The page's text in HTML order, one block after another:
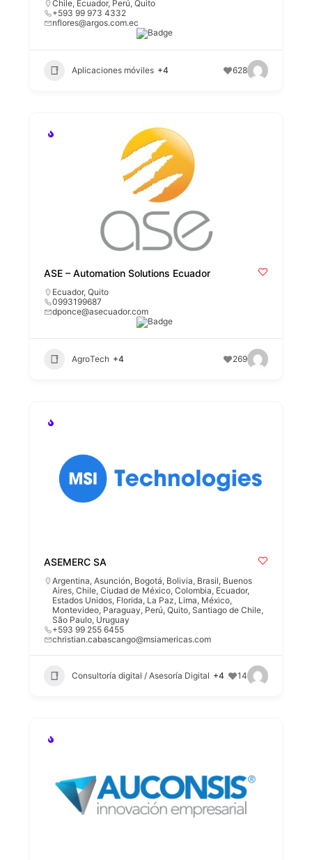
Chile, Ecuador, Perú,Quito
+593 99 973 4332
nflores@argos.com.ec
Aplicaciones móviles +4 628
ASE – Automation Solutions Ecuador
Ecuador,Quito
0993199687
dponce@asecuador.com
AgroTech +4 269
ASEMERC SA
Argentina,Asunción, Bogotá, Bolivia, Brasil, Buenos
Aires,Chile,Ciudad de México,Colombia, Ecuador,
Estados Unidos, Florida, La Paz, Lima, México,
Montevideo, Paraguay, Perú,Quito, Santiago de Chile,
São Paulo, Uruguay
+593 99 255 6455
christian.cabascango@msiamericas.com
Consultoría digital / Asesoría Digital +4 14